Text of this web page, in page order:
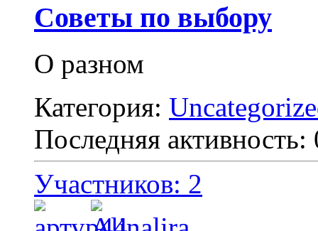
Советы по выбору
О разном
Категория:
Последняя
Участников: 2